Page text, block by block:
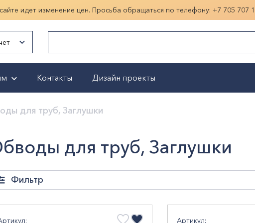
идет изменение цен. Просьба обращаться по телефону: +7 705 707
Показать больше
Контакты Дизайн проекты
для труб, Заглушки
для труб, Заглушки
Фильтр
Артикул: